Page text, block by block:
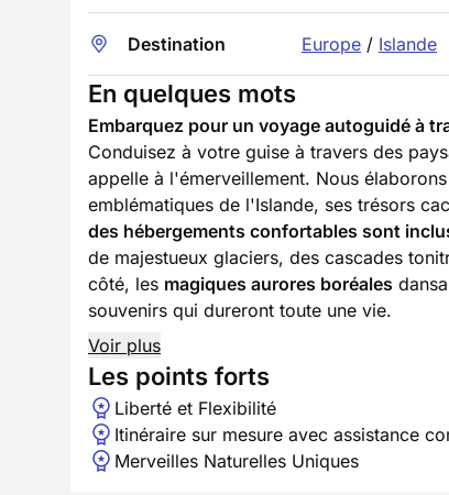
Destination Europe / Islande
En quelques mots
Embarquez pour un voyage autoguidé à
Conduisez à votre guise à travers des
appelle à l'émerveillement. Nous
emblématiques de l'Islande, ses trésors
des hébergements confortables sont
de majestueux glaciers, des cascades
côté, les magiques aurores boréales
souvenirs qui dureront toute une vie.
Voir plus
Les points forts
Liberté et Flexibilité
Itinéraire sur mesure avec assistance
Merveilles Naturelles Uniques